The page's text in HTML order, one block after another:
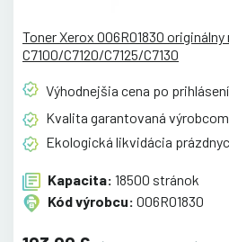
Toner Xerox 006R01830
C7100/C7120/C7125/C7130
Výhodnejšia cena po prihlásení
Kvalita garantovaná výrobcom
Ekologická likvidácia
Kapacita: 18500 stránok
Kód výrobcu: 006R01830